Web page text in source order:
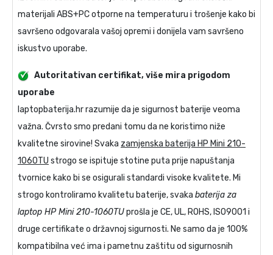
materijali ABS+PC otporne na temperaturu i trošenje kako bi
savršeno odgovarala vašoj opremi i donijela vam savršeno
iskustvo uporabe.
Autoritativan certifikat, više mira prigodom
uporabe
laptopbaterija.hr razumije da je sigurnost baterije veoma
važna. Čvrsto smo predani tomu da ne koristimo niže
kvalitetne sirovine! Svaka zamjenska baterija HP Mini 210-
1060TU strogo se ispituje stotine puta prije napuštanja
tvornice kako bi se osigurali standardi visoke kvalitete. Mi
strogo kontroliramo kvalitetu baterije, svaka baterija za
laptop HP Mini 210-1060TUprošla je CE, UL, ROHS, ISO9001 i
druge certifikate o državnoj sigurnosti. Ne samo da je 100%
kompatibilna već ima i pametnu zaštitu od sigurnosnih